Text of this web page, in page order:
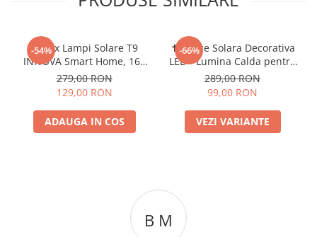
-54%
Set 4x Lampi Solare T9
INNOVA Smart Home, 160
LED COB, 8 Cadrane, Senzor
Miscare, Panou Detașabil,
IP66 + Telecomandă, Cadou
+ Garanție 3 Ani
279,00 RON
129,00 RON
ADAUGA IN COS
-66%
✝️ Cruce Solara Decorativa
LED - Lumina Calda pentru
Comemorare si Liniste
289,00 RON
99,00 RON
VEZI VARIANTE
B M